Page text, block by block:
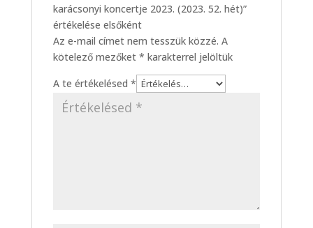
karácsonyi koncertje 2023. (2023. 52. hét)”
értékelése elsőként
Az e-mail címet nem tesszük közzé. A
kötelező mezőket * karakterrel jelöltük
A te értékelésed *